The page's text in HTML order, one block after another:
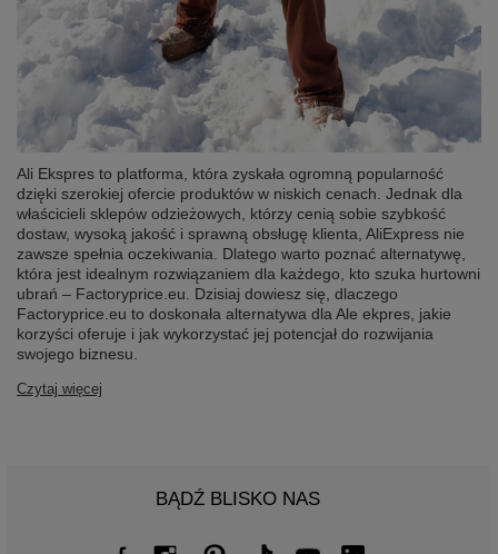
Ali Ekspres to platforma, która zyskała ogromną popularność
dzięki szerokiej ofercie produktów w niskich cenach. Jednak dla
właścicieli sklepów odzieżowych, którzy cenią sobie szybkość
dostaw, wysoką jakość i sprawną obsługę klienta, AliExpress nie
zawsze spełnia oczekiwania. Dlatego warto poznać alternatywę,
która jest idealnym rozwiązaniem dla każdego, kto szuka hurtowni
ubrań – Factoryprice.eu. Dzisiaj dowiesz się, dlaczego
Factoryprice.eu to doskonała alternatywa dla Ale ekpres, jakie
korzyści oferuje i jak wykorzystać jej potencjał do rozwijania
swojego biznesu.
Czytaj więcej
BĄDŹ BLISKO NAS